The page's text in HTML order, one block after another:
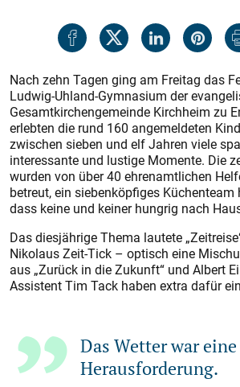
Nach zehn Tagen ging am Freitag das
Ludwig-Uhland-Gymnasium der
Gesamtkirchengemeinde Kirchheim zu
erlebten die rund 160 angemeldeten
zwischen sieben und elf Jahren viele
interessante und lustige Momente. Die
wurden von über 40 ehrenamtlichen
betreut, ein siebenköpfiges
dass keine und keiner hungrig nach
Das diesjährige Thema lautete
Nikolaus Zeit-Tick – optisch eine
aus „Zurück in die Zukunft“ und Albert
Assistent Tim Tack haben extra dafür
Das Wetter war
Herausforderung.